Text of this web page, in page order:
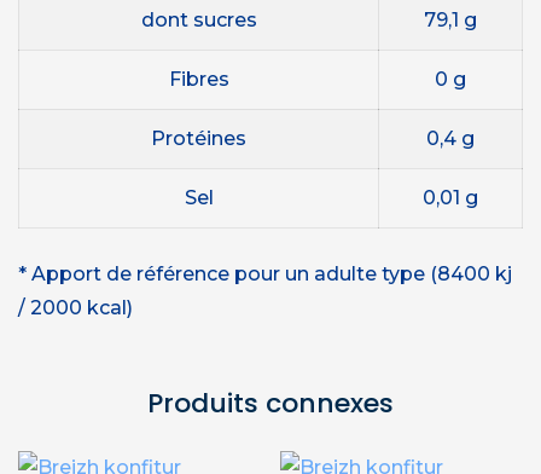
dont sucres 79,1 g
Fibres 0 g
Protéines 0,4 g
Sel 0,01 g
* Apport de référence pour un adulte type (8400 kj
/ 2000 kcal)
Produits connexes